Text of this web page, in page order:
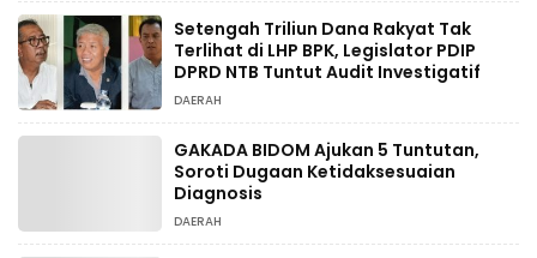
Setengah Triliun Dana Rakyat Tak
Terlihat di LHP BPK, Legislator PDIP
DPRD NTB Tuntut Audit Investigatif
DAERAH
GAKADA BIDOM Ajukan 5 Tuntutan,
Soroti Dugaan Ketidaksesuaian
Diagnosis
DAERAH